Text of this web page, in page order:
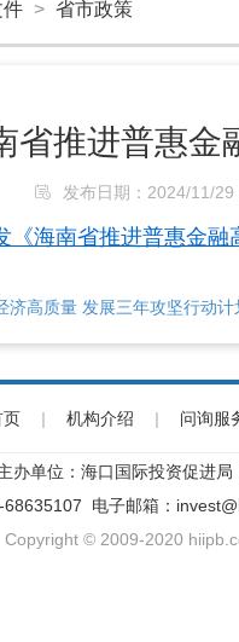
件 > 省市政策
省推进普惠金
发布日期：2024/11/29
《海南省推进普惠金
高质量 发展三年攻坚行动计划
页 | 机构介绍 | 问询服
办单位：海口国际投资促进局
电子邮箱：
Copyright © 2009-2020